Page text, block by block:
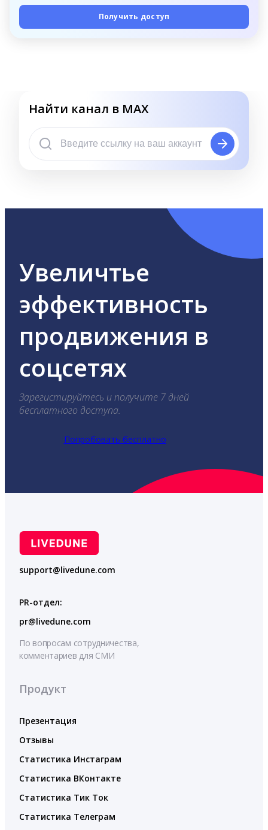
Получить доступ
Найти канал в MAX
Увеличтье
эффективность
продвижения в
соцсетях
Зарегистируйтесь и получите 7 дней
бесплатного доступа.
Попробовать бесплатно
support@livedune.com
PR-отдел:
pr@livedune.com
По вопросам сотрудничества,
комментариев для СМИ
Продукт
Презентация
Отзывы
Статистика Инстаграм
Статистика ВКонтакте
Статистика Тик Ток
Статистика Телеграм